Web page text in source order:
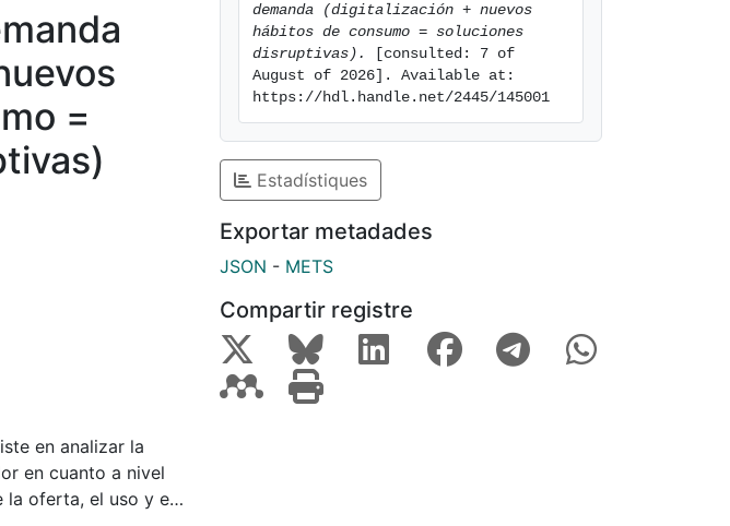
=
en analizar la
en cuanto a nivel
la oferta, el uso y el
demanda (digitalización + nuevos
hábitos de consumo = soluciones
disruptivas).
[consulted: 7 of
August of 2026]. Available at:
https://hdl.handle.net/2445/145001
Estadístiques
Exportar metadades
JSON - METS
Compartir registre